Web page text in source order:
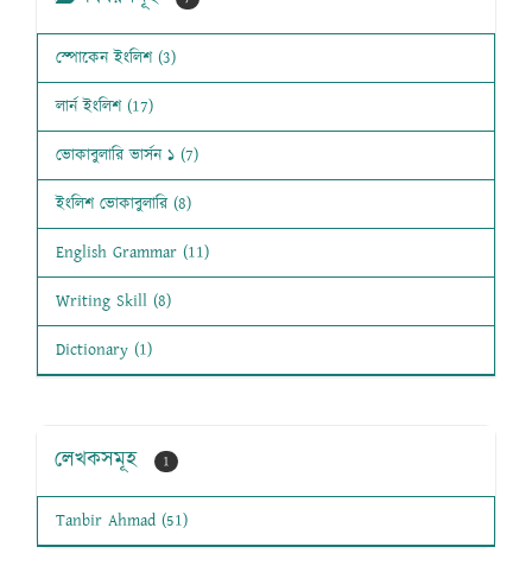
স্পোকেন ইংলিশ (3)
লার্ন ইংলিশ (17)
ভোকাবুলারি ভার্সন ১ (7)
ইংলিশ ভোকাবুলারি (8)
English Grammar (11)
Writing Skill (8)
Dictionary (1)
লেখকসমূহ 1
Tanbir Ahmad (51)